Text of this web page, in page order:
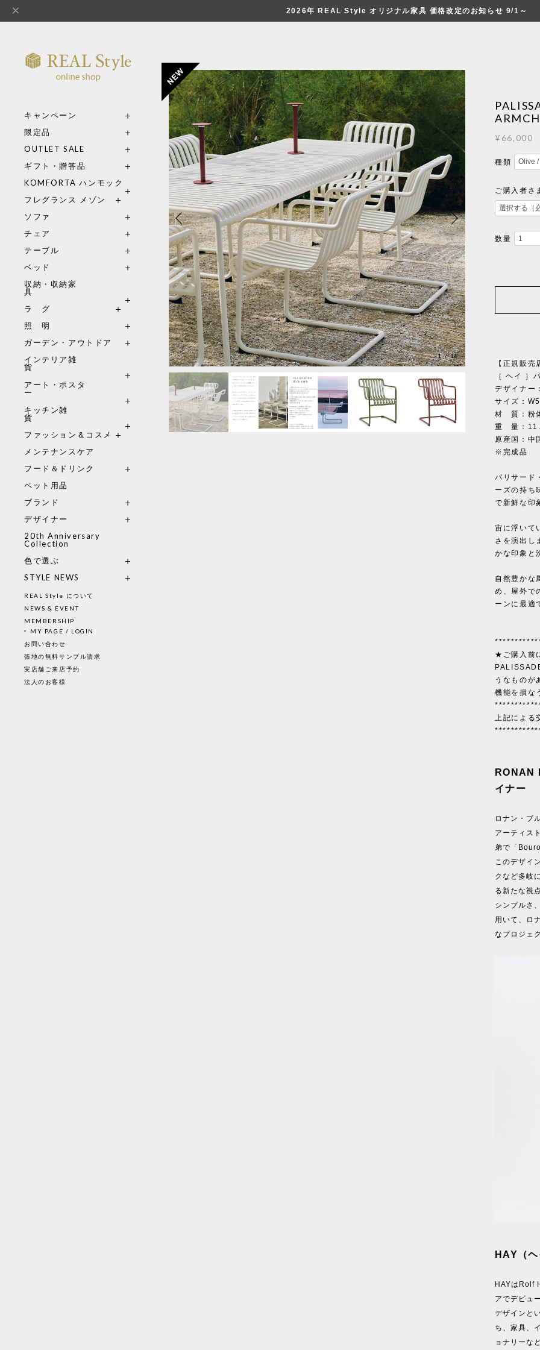
2026年 REAL Style オリジナル家具 価格改定のお知らせ 9/1～
キャンペーン
限定品
OUTLET SALE
ギフト・贈答品
KOMFORTA ハンモック
フレグランス メゾン
ソファ
チェア
テーブル
ベッド
収納・収納家
具
ラ グ
照 明
ガーデン・アウトドア
インテリア雑
貨
アート・ポスタ
ー
キッチン雑
貨
ファッション＆コスメ
メンテナンスケア
フード＆ドリンク
ペット用品
ブランド
デザイナー
20th Anniversary
Collection
色で選ぶ
STYLE NEWS
REAL Style について
NEWS & EVENT
MEMBERSHIP
MY PAGE / LOGIN
お問い合わせ
張地の無料サンプル請求
実店舗ご来店予約
法人のお客様
1/18
¥66,000
種類
ご購入者さ
数量
【正規販
［ ヘイ ］
デザイナー
サイズ：
材 質：粉
重 量：
原産国：中
※完成品
パリサード
ーズの持ち
で新鮮な印
宙に浮いて
さを演出し
かな印象と
自然豊かな
め、屋外で
ーンに最適
★ご購入前
うなものが
機能を損な
上記による
RONAN
イナー
ロナン・ブ
アーティス
弟で「
このデザイ
クなど多岐
る新たな視
シンプルさ
用いて、ロ
なプロジェ
HAY（
HAYはRolf
アでデビュ
デザインと
ち、家具、
ョナリーな